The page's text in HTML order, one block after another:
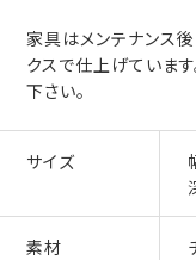
家具はメンテナンス
クスで仕上げています
下さい。
サイズ
素材